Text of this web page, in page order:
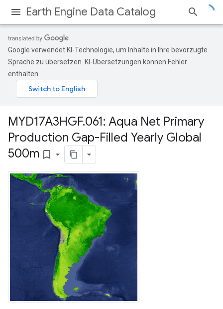
Earth Engine Data Catalog
Google verwendet KI-Technologie, um Inhalte in Ihre bevorzugte
Sprache zu übersetzen. KI-Übersetzungen können Fehler
enthalten.
MYD17A3HGF.061: Aqua Net Primary
Production Gap-Filled Yearly Global
500m bookmark_border